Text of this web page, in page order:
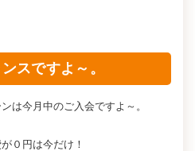
スですよ～。
は今月中のご入会ですよ～。
０円は今だけ！